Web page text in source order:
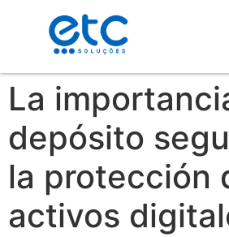
La
depósito
la protección
activos